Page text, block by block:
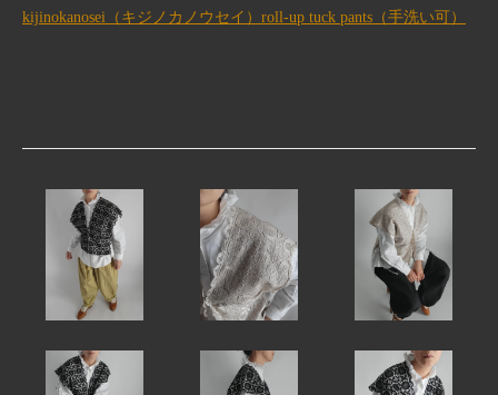
kijinokanosei（キジノカノウセイ）roll-up tuck pants（手洗い可）